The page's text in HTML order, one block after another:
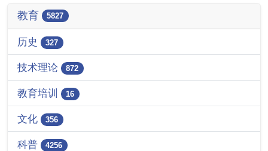
教育 5827
历史 327
技术理论 872
教育培训 16
文化 356
科普 4256